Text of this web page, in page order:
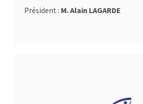
Président : M. Alain LAGARDE